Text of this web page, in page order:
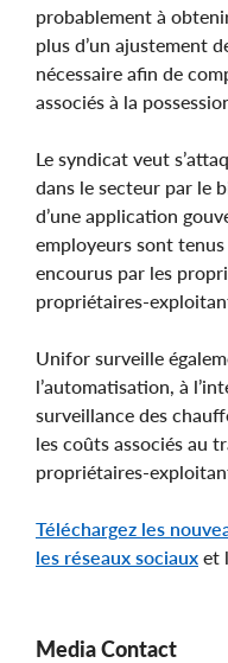
probablement à
plus d’un ajustement
nécessaire afin de
associés à la
Le syndicat veut
dans le secteur par le
d’une application
employeurs sont
encourus par les
propriétaires-
Unifor surveille
l’automatisation, à
surveillance des
les coûts associés au
propriétaires-
Téléchargez les
les réseaux sociaux et
Media Contact